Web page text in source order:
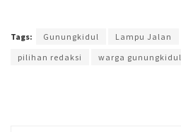
Tags: Gunungkidul Lampu Jalan
pilihan redaksi
warga gunungkidul